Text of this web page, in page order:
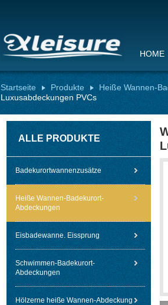
HOME
Startseite Produkte Heiße Wannen-
Luxusabdeckungen PVCs
ALLE PRODUKTE
Badekurortwannenzusätze
Heiße Wannen-Badekurort-
Abdeckungen
Eisbadewanne. Eissprung
Schwimmen-Badekurort-
Abdeckungen
Hölzerne heiße Wannen-Abdeckung